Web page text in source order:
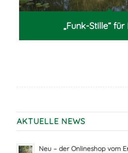
„Funk-Stille“
AKTUELLE NEWS
Neu – der Onlineshop vom